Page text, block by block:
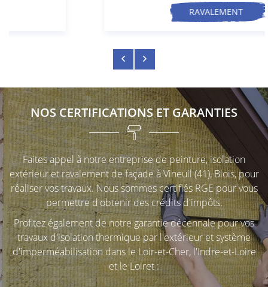
DE FAÇADE
THERMIQUE
EN IMAGE
AVIS
CONTACT
02 54 45 33
RESTEZ
INSCRIPTION
NOS CERTIFICATIONS ET GARANTIES
Faites appel à notre entreprise de peinture, isolation
extérieur et ravalement de façade à Vineuil (41), Blois, pour
réaliser vos travaux. Nous sommes certifiés RGE pour vous
permettre d'obtenir des crédits d'impôts.
Profitez également de notre garantie décennale pour vos
travaux d'isolation thermique par l'extérieur et système
d'imperméabilisation dans le Loir-et-Cher, l'Indre-et-Loire
et le Loiret :